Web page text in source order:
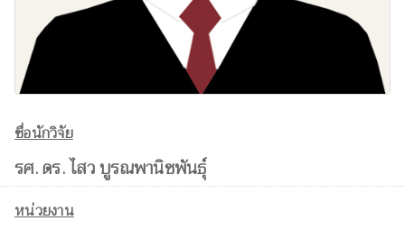
ชื่อนักวิจัย
รศ. ดร. ไสว บูรณพานิชพันธุ์
หน่วยงาน